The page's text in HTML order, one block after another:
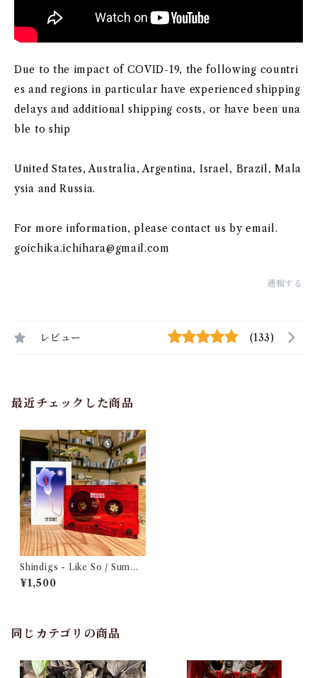
Due to the impact of COVID-19, the following countri
es and regions in particular have experienced shipping
delays and additional shipping costs, or have been una
ble to ship
United States, Australia, Argentina, Israel, Brazil, Mala
ysia and Russia.
For more information, please contact us by email.
goichika.ichihara@gmail.com
通報する
レビュー (133)
最近チェックした商品
Shindigs - Like So / Summ
a! Goddess!
¥1,500
同じカテゴリの商品